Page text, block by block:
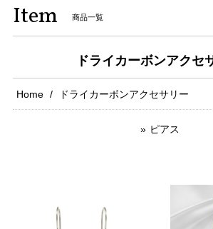
Item 商品一覧
ドライカーボンアクセ
Home ドライカーボンアクセサリー
ピアス